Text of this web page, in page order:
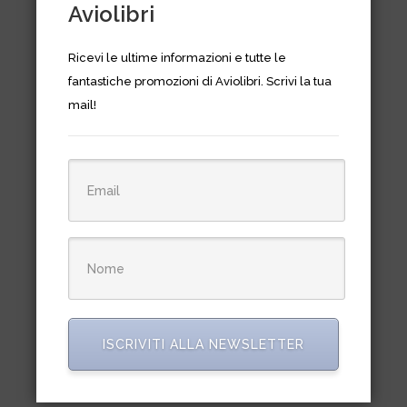
Heinkel HE 60- the luftwaffe
Aviolibri
Ricevi le ultime informazioni e tutte le
fantastiche promozioni di Aviolibri. Scrivi la tua
mail!
ISCRIVITI ALLA NEWSLETTER